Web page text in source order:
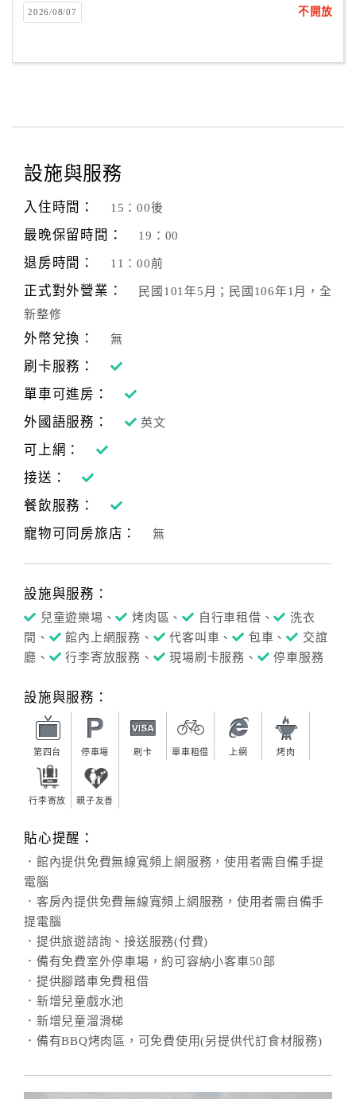
2026/08/07 不開放
設施與服務
入住時間： 15：00後
最晚保留時間： 19：00
退房時間： 11：00前
正式對外營業：
民國101年5月；民國106年1月，全
新整修
外幣兌換： 無
刷卡服務：
單車可進房：
外國語服務：
英文
可上網：
接送：
餐飲服務：
寵物可同房旅店：
無
設施與服務：
兒童遊樂場、 烤肉區、 自行車租借、
洗衣
間、
館內上網服務、 代客叫車、 包車、
交誼
廳、
行李寄放服務、 現場刷卡服務、 停車服務
設施與服務：
第四台 停車場 刷卡 單車租借 上網 烤肉
行李寄放 親子友善
貼心提醒：
．館內提供免費無線寬頻上網服務，使用者需自備手提
電腦
．客房內提供免費無線寬頻上網服務，使用者需自備手
提電腦
．提供旅遊諮詢、接送服務(付費)
．備有免費室外停車場，約可容納小客車50部
．提供腳踏車免費租借
．新增兒童戲水池
．新增兒童溜滑梯
．備有BBQ烤肉區，可免費使用(另提供代訂食材服務)